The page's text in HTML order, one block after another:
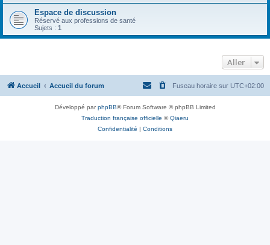
e
Espace de discussion
Réservé aux professions de santé
Sujets : 1
Aller
Accueil Accueil du forum Fuseau horaire sur UTC+02:00
Développé parphpBB® Forum Software © phpBB Limited
Traduction française officielle ©Qiaeru
Confidentialité | Conditions